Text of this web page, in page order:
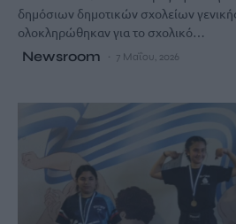
δημόσιων δημοτικών σχολείων
ολοκληρώθηκαν για το σχολικό…
Newsroom 7 Μαΐου, 2026